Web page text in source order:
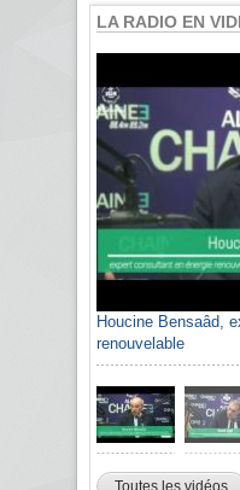
LA RADIO EN
Houcine Bensaâd,
renouvelable